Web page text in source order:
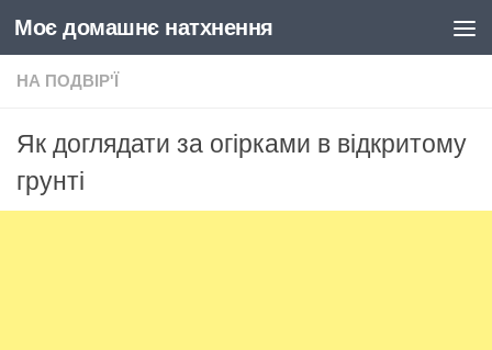
Skip to content
Моє домашнє натхнення
НА ПОДВІР'Ї
Як доглядати за огірками в відкритому
грунті